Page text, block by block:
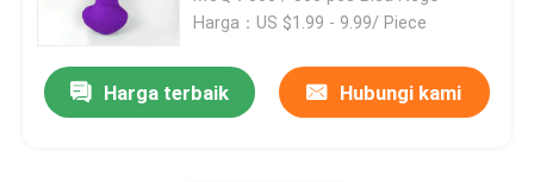
Harga：US $1.99 - 9.99/ Piece
Harga terbaik Hubungi kami